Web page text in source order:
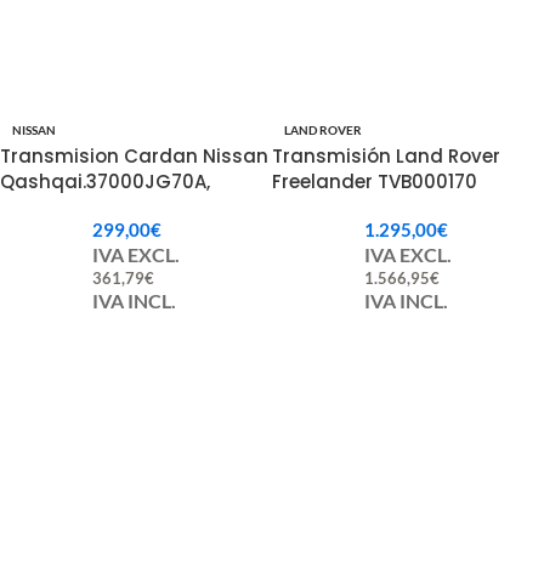
NISSAN
Transmision Cardan Nissan
Qashqai.37000JG70A,
299,00€
IVA EXCL.
361,79€
IVA INCL.
LAND ROVER
Transmisión Land Rover
Freelander TVB000170
1.295,00€
IVA EXCL.
1.566,95€
IVA INCL.